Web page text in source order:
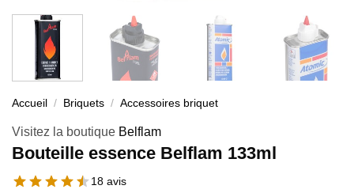
Accueil / Briquets / Accessoires briquet
Visitez la boutique Belflam
Bouteille essence Belflam 133ml
18 avis